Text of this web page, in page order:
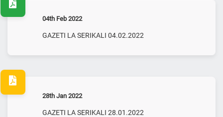
04th Feb 2022
GAZETI LA SERIKALI 04.02.2022
28th Jan 2022
GAZETI LA SERIKALI 28.01.2022